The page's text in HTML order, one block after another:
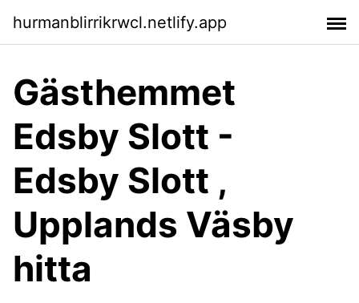
hurmanblirrikrwcl.netlify.app
Gästhemmet
Edsby Slott -
Edsby Slott ,
Upplands Väsby
hitta